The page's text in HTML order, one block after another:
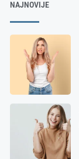
NAJNOVIJE